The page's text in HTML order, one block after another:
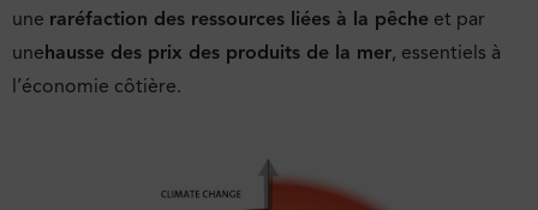
une raréfaction des ressources liées à la pêche et par
unehausse des prix des produits de la mer, essentiels à
l’économie côtière.